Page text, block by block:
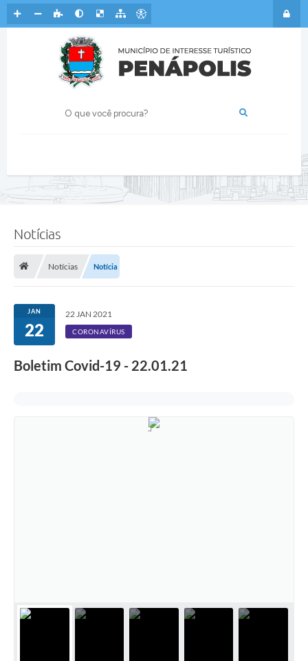
Notícias
Notícias Notícia
JAN
22
22 JAN 2021
CORONAVÍRUS
Boletim Covid-19 - 22.01.21